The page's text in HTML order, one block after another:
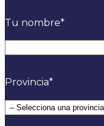
Tu nombre*
Provincia*